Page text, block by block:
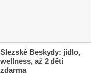
Slezské Beskydy: jídlo,
wellness, až 2 děti
zdarma